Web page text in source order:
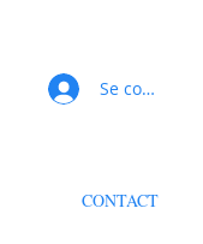
Se connecter
CONTACT